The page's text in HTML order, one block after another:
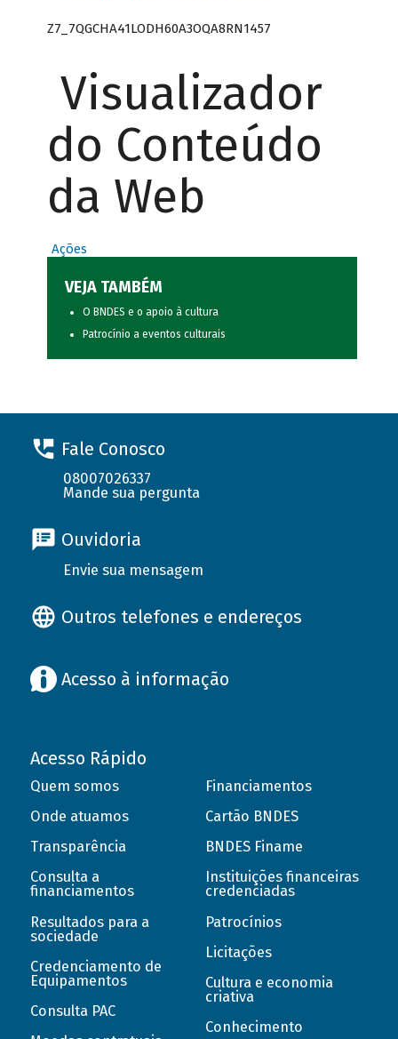
Z7_7QGCHA41LODH60A3OQA8RN1457
Visualizador
do Conteúdo
da Web
Ações
VEJA TAMBÉM
O BNDES e o apoio à cultura
Patrocínio a eventos culturais
Fale Conosco
08007026337
Mande sua pergunta
Ouvidoria
Envie sua mensagem
Outros telefones e endereços
Acesso à informação
Acesso Rápido
Quem somos
Onde atuamos
Transparência
Consulta a
financiamentos
Resultados para a
sociedade
Credenciamento de
Equipamentos
Consulta PAC
Financiamentos
Cartão BNDES
BNDES Finame
Instituições financeiras
credenciadas
Patrocínios
Licitações
Cultura e economia
criativa
Conhecimento